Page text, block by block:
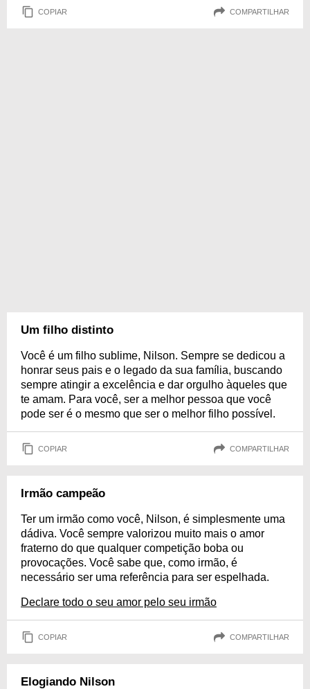
COPIAR COMPARTILHAR
Um filho distinto
Você é um filho sublime, Nilson. Sempre se dedicou a
honrar seus pais e o legado da sua família, buscando
sempre atingir a excelência e dar orgulho àqueles que
te amam. Para você, ser a melhor pessoa que você
pode ser é o mesmo que ser o melhor filho possível.
COPIAR COMPARTILHAR
Irmão campeão
Ter um irmão como você, Nilson, é simplesmente uma
dádiva. Você sempre valorizou muito mais o amor
fraterno do que qualquer competição boba ou
provocações. Você sabe que, como irmão, é
necessário ser uma referência para ser espelhada.
Declare todo o seu amor pelo seu irmão
COPIAR COMPARTILHAR
Elogiando Nilson